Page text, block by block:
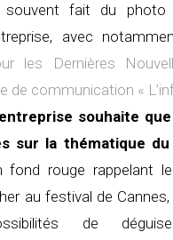
souvent fait du photo
avec
les Dernières
de communication «
souhaite
sur la thématique du
fond rouge rappelant
au festival de
de